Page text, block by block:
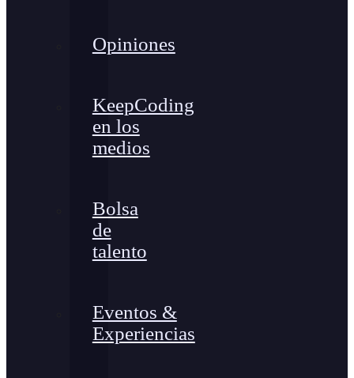
Opiniones
KeepCoding
en los
medios
Bolsa
de
talento
Eventos &
Experiencias